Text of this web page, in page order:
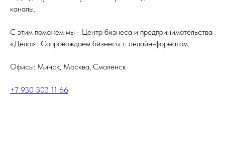
каналы.
С этим поможем мы - Центр бизнеса и предпринимательства
«Дело» . Сопровождаем бизнесы с онлайн-форматом.
Офисы: Минск, Москва, Смоленск
+7 930 303 11 66